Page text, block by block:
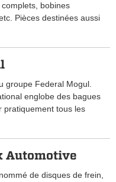
bobines
Pièces destinées aussi
groupe Federal Mogul.
englobe des bagues
pratiquement tous les
Automotive
de disques de frein,